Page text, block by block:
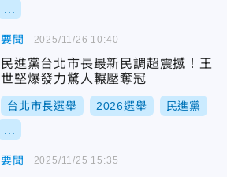
要聞
民進黨台北市長最新民調超震撼！王
世堅爆發力驚人輾壓奪冠
台北市長選舉 2026選舉 民進黨
2025/11/26 10:40
要聞 2025/11/25 15:35